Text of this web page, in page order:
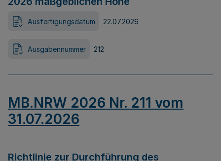
Ausfertigungsdatum 22.07.2026
Ausgabennummer 212
MB.NRW 2026 Nr. 211 vom
31.07.2026
Richtlinie zur Durchführung des